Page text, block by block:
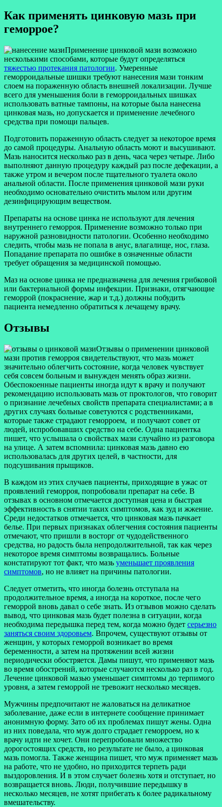
Как применять цинковую мазь при
геморрое?
Применение цинковой мази возможно
несколькими способами, которые будут определяться
тяжестью протекания патологии. Умеренные
геморроидальные шишки требуют нанесения мази тонким
слоем на пораженную область внешней локализации. Лучше
всего для уменьшения боли в геморроидальных шишках
использовать ватные тампоны, на которые была нанесена
цинковая мазь, но допускается и применение лечебного
средства при помощи пальцев.
Подготовить пораженную область следует за некоторое время
до самой процедуры. Анальную область моют и высушивают.
Мазь наносится несколько раз в день, часа через четыре. Либо
выполняют данную процедуру каждый раз после дефекации, а
также утром и вечером после тщательного туалета около
анальной области. После применения цинковой мази руки
необходимо основательно очистить мылом или другим
дезинфицирующим веществом.
Препараты на основе цинка не используют для лечения
внутреннего геморроя. Применение возможно только при
наружной разновидности патологии. Особенно необходимо
следить, чтобы мазь не попала в анус, влагалище, нос, глаза.
Попадание препарата по ошибке в означенные области
требует обращения за медицинской помощью.
Маз на основе цинка не предназначена для лечения грибковой
или бактериальной формы инфекции. Признаки, отягчающие
геморрой (покраснение, жар и т.д.) должны побудить
пациента немедленно обратиться к лечащему врачу.
Отзывы
Отзывы о применении цинковой
мази против геморроя свидетельствуют, что мазь может
значительно облегчить состояние, когда человек чувствует
себя совсем больным и вынужден менять образ жизни.
Обеспокоенные пациенты иногда идут к врачу и получают
рекомендацию использовать мазь от проктологов, что говорит
о признание лечебных свойств препарата специалистами; а в
других случаях больные советуются с родственниками,
которые также страдают геморроем, и получают совет от
людей, испробовавших средство на себе. Одна пациентка
пишет, что услышала о свойствах мази случайно из разговора
на улице. А затем вспомнила: цинковая мазь давно ею
использовалась для других целей, в частности, для
подсушивания прыщиков.
В каждом из этих случаев пациенты, приходящие в ужас от
проявлений геморроя, попробовали препарат на себе. В
отзывах в основном отмечается доступная цена и быстрая
эффективность в снятии таких симптомов, как зуд и жжение.
Среди недостатков отмечается, что цинковая мазь пачкает
белье. При первых признаках облегчения состояния пациенты
отмечают, что пришли в восторг от чудодейственного
средства, но радость была непродолжительной, так как через
некоторое время симптомы возвращались. Больные
констатируют тот факт, что мазь уменьшает проявления
симптомов, но не влияет на причины патологии.
Следует отметить, что иногда болезнь отступала на
продолжительное время, а иногда на короткое, после чего
геморрой вновь давал о себе знать. Из отзывов можно сделать
вывод, что цинковая мазь будет полезна в ситуации, когда
необходима передышка перед тем, когда можно будет серьезно
заняться своим здоровьем. Впрочем, существуют отзывы от
женщин, у которых геморрой возникает во время
беременности, а затем на протяжении всей жизни
периодически обостряется. Дамы пишут, что применяют мазь
во время обострений, которые случаются несколько раз в год.
Лечение цинковой мазью уменьшает симптомы до терпимого
уровня, а затем геморрой не тревожит несколько месяцев.
Мужчины предпочитают не жаловаться на деликатное
заболевание, даже если в интернете сообщение принимает
анонимную форму. Зато об их проблемах пишут жены. Одна
из них поведала, что муж долго страдает геморроем, но к
врачу идти не хочет. Они перепробовали множество
дорогостоящих средств, но результате не было, а цинковая
мазь помогла. Также женщина пишет, что муж применяет мазь
на работе, что не удобно, но приходится терпеть ради
выздоровления. И в этом случает болезнь хотя и отступает, но
возвращается вновь. Люди, получившие передышку в
несколько месяцев, не хотят прибегать к более радикальному
вмешательству.